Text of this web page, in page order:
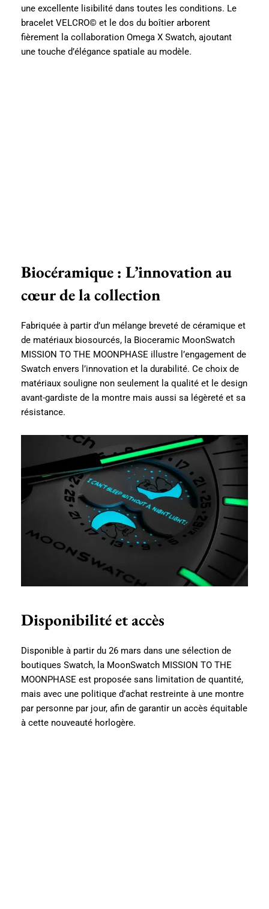
une excellente lisibilité dans toutes les conditions. Le
bracelet VELCRO© et le dos du boîtier arborent
fièrement la collaboration Omega X Swatch, ajoutant
une touche d’élégance spatiale au modèle.
Biocéramique : L’innovation au
cœur de la collection
Fabriquée à partir d’un mélange breveté de céramique et
de matériaux biosourcés, la Bioceramic MoonSwatch
MISSION TO THE MOONPHASE illustre l’engagement de
Swatch envers l’innovation et la durabilité. Ce choix de
matériaux souligne non seulement la qualité et le design
avant-gardiste de la montre mais aussi sa légèreté et sa
résistance.
Disponibilité et accès
Disponible à partir du 26 mars dans une sélection de
boutiques Swatch, la MoonSwatch MISSION TO THE
MOONPHASE est proposée sans limitation de quantité,
mais avec une politique d’achat restreinte à une montre
par personne par jour, afin de garantir un accès équitable
à cette nouveauté horlogère.